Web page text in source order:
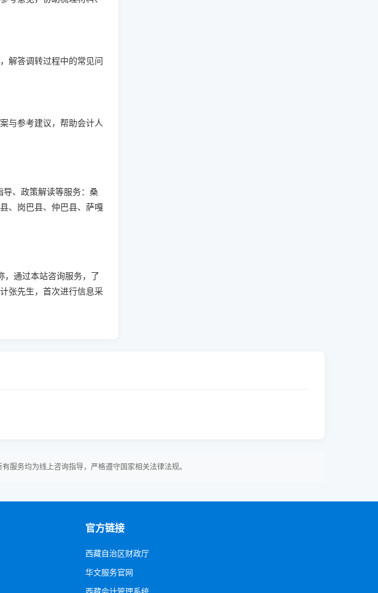
解答调转过程中的常见问
与参考建议，帮助会计人
、政策解读等服务：桑
、岗巴县、仲巴县、萨嘎
，通过本站咨询服务，了
张先生，首次进行信息采
服务均为线上咨询指导，严格遵守国家相关法律法规。
官方链接
西藏自治区财政厅
华文服务官网